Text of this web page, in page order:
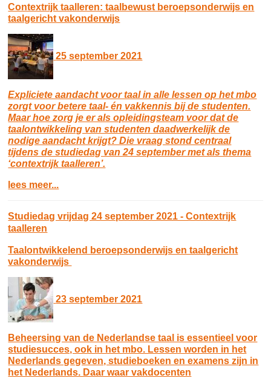
Contextrijk taalleren: taalbewust beroepsonderwijs en
taalgericht vakonderwijs
25 september 2021
Expliciete aandacht voor taal in alle lessen op het mbo
zorgt voor betere taal- én vakkennis bij de studenten.
Maar hoe zorg je er als opleidingsteam voor dat de
taalontwikkeling van studenten daadwerkelijk de
nodige aandacht krijgt? Die vraag stond centraal
tijdens de studiedag van 24 september met als thema
‘contextrijk taalleren’.
lees meer...
Studiedag vrijdag 24 september 2021 - Contextrijk
taalleren
Taalontwikkelend beroepsonderwijs en taalgericht
vakonderwijs
23 september 2021
Beheersing van de Nederlandse taal is essentieel voor
studiesucces, ook in het mbo. Lessen worden in het
Nederlands gegeven, studieboeken en examens zijn in
het Nederlands. Daar waar vakdocenten